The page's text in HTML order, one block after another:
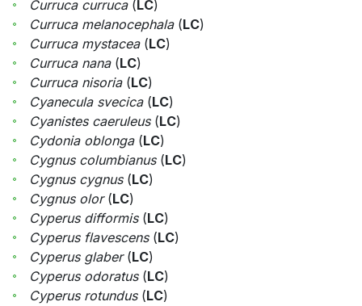
Curruca curruca(LC)
Curruca melanocephala(LC)
Curruca mystacea(LC)
Curruca nana(LC)
Curruca nisoria(LC)
Cyanecula svecica(LC)
Cyanistes caeruleus(LC)
Cydonia oblonga(LC)
Cygnus columbianus(LC)
Cygnus cygnus(LC)
Cygnus olor(LC)
Cyperus difformis(LC)
Cyperus flavescens(LC)
Cyperus glaber(LC)
Cyperus odoratus(LC)
Cyperus rotundus(LC)